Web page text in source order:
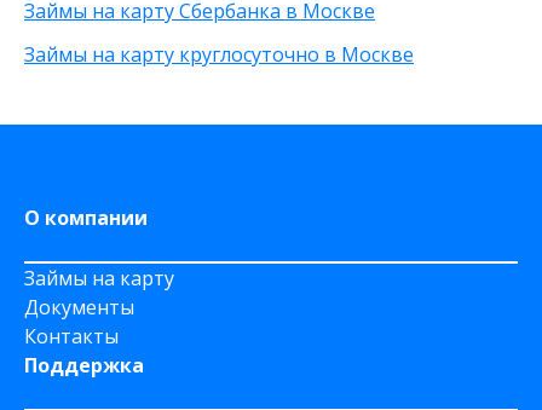
Займы на карту Сбербанка в Москве
Займы на карту круглосуточно в Москве
О компании
Займы на карту
Документы
Контакты
Поддержка